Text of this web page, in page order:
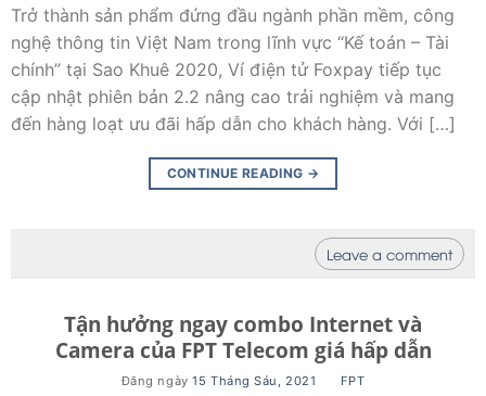
Trở thành sản phẩm đứng đầu ngành phần mềm, công
nghệ thông tin Việt Nam trong lĩnh vực “Kế toán – Tài
chính” tại Sao Khuê 2020, Ví điện tử Foxpay tiếp tục
cập nhật phiên bản 2.2 nâng cao trải nghiệm và mang
đến hàng loạt ưu đãi hấp dẫn cho khách hàng. Với […]
CONTINUE READING →
Leave a comment
Tận hưởng ngay combo Internet và
Camera của FPT Telecom giá hấp dẫn
Đăng ngày15 Tháng Sáu, 2021 FPT